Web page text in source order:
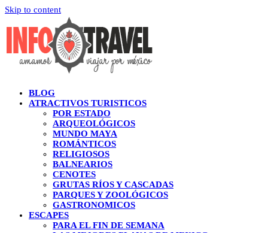
Skip to content
BLOG
ATRACTIVOS TURISTICOS
POR ESTADO
ARQUEOLÓGICOS
MUNDO MAYA
ROMÁNTICOS
RELIGIOSOS
BALNEARIOS
CENOTES
GRUTAS RÍOS Y CASCADAS
PARQUES Y ZOOLÓGICOS
GASTRONOMICOS
ESCAPES
PARA EL FIN DE SEMANA